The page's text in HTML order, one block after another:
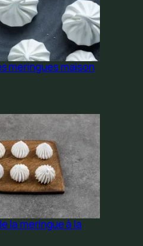
meringues maison
la meringue à la